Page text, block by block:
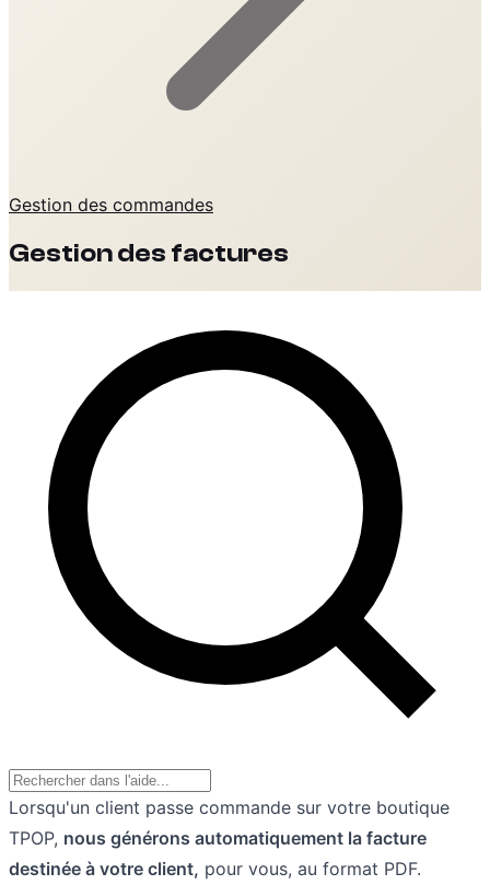
Gestion des commandes
Gestion des factures
Lorsqu'un client passe commande sur votre boutique
TPOP, nous générons automatiquement la facture
destinée à votre client, pour vous, au format PDF.